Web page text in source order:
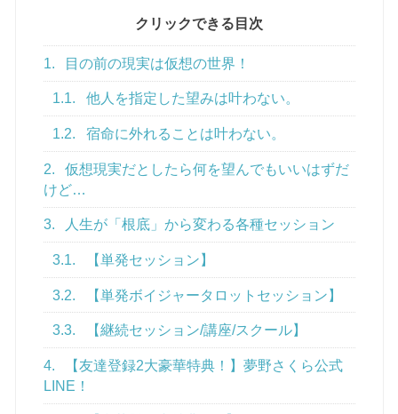
クリックできる目次
1. 目の前の現実は仮想の世界！
1.1. 他人を指定した望みは叶わない。
1.2. 宿命に外れることは叶わない。
2.
仮想現実だとしたら何を望んでもいいはずだ
けど…
3. 人生が「根底」から変わる各種セッション
3.1. 【単発セッション】
3.2. 【単発ボイジャータロットセッション】
3.3. 【継続セッション/講座/スクール】
4.
【友達登録2大豪華特典！】夢野さくら公式
LINE！